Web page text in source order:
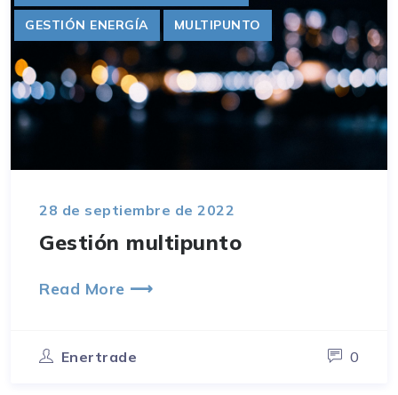
GESTIÓN ENERGÍA MULTIPUNTO
28 de septiembre de 2022
Gestión multipunto
Read More ⟶
Enertrade 0